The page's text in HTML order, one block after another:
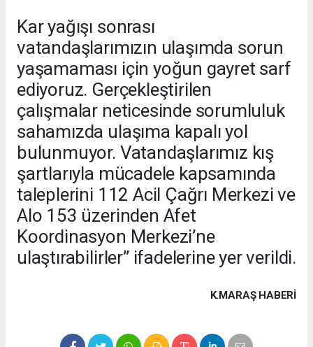
Kar yağışı sonrası
vatandaşlarımızın ulaşımda sorun
yaşamaması için yoğun gayret sarf
ediyoruz. Gerçekleştirilen
çalışmalar neticesinde sorumluluk
sahamızda ulaşıma kapalı yol
bulunmuyor. Vatandaşlarımız kış
şartlarıyla mücadele kapsamında
taleplerini 112 Acil Çağrı Merkezi ve
Alo 153 üzerinden Afet
Koordinasyon Merkezi’ne
ulaştırabilirler” ifadelerine yer verildi.
K.MARAŞ HABERİ